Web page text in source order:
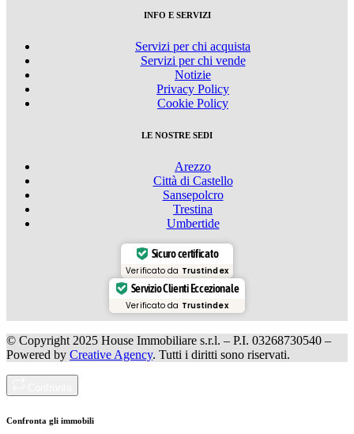
INFO E SERVIZI
Servizi per chi acquista
Servizi per chi vende
Notizie
Privacy Policy
Cookie Policy
LE NOSTRE SEDI
Arezzo
Città di Castello
Sansepolcro
Trestina
Umbertide
Sicuro certificato
Verificato da Trustindex
Servizio Clienti Eccezionale
Verificato da Trustindex
© Copyright 2025 House Immobiliare s.r.l. – P.I. 03268730540 –
Powered by Creative Agency. Tutti i diritti sono riservati.
Confronta gli immobili